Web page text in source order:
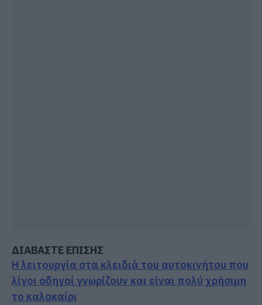
ΔΙΑΒΑΣΤΕ ΕΠΙΣΗΣ
Η λειτουργία στα κλειδιά του αυτοκινήτου που
λίγοι οδηγοί γνωρίζουν και είναι πολύ χρήσιμη
το καλοκαίρι